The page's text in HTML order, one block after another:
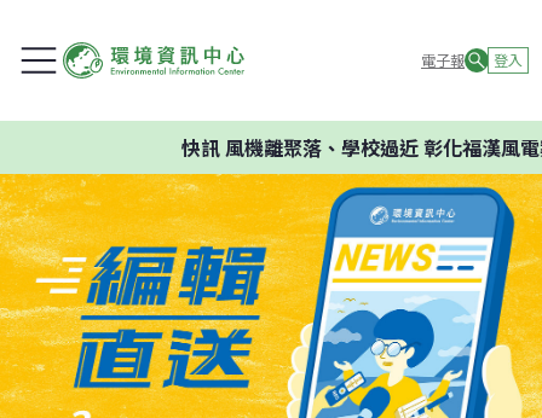
電子報 登入
快訊風機離聚落、學校過近 彰化福漢風電